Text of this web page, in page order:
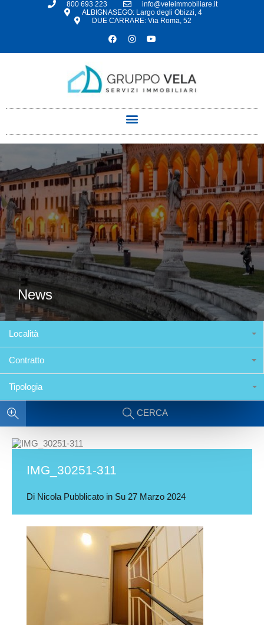
800 693 223
info@veleimmobiliare.it
ALBIGNASEGO: Largo degli Obizzi, 4
DUE CARRARE: Via Roma, 52
News
Località
Contratto
Tipologia
CERCA
IMG_30251-311
Di Nicola Pubblicato in Su 27 Marzo 2024